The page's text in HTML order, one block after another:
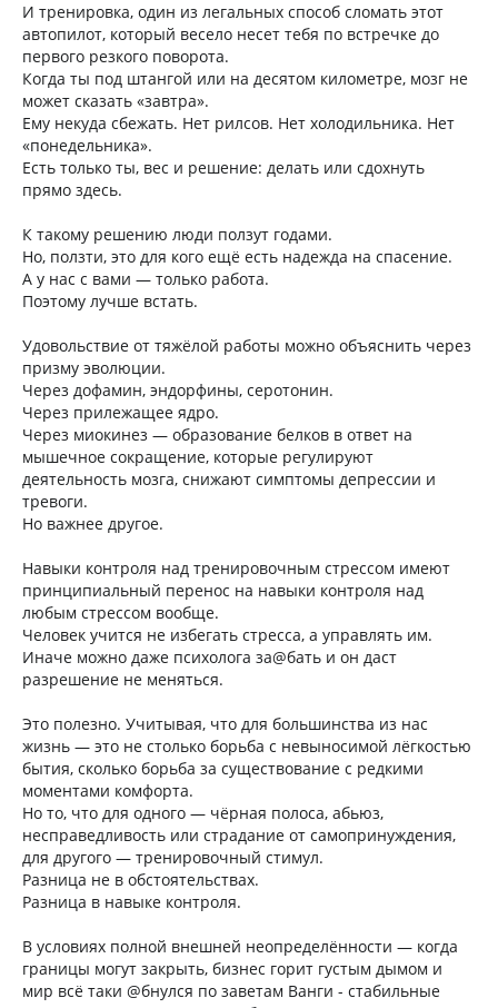
И тренировка, один из легальных способ сломать этот
автопилот, который весело несет тебя по встречке до
первого резкого поворота.
Когда ты под штангой или на десятом километре, мозг не
может сказать «завтра».
Ему некуда сбежать. Нет рилсов. Нет холодильника. Нет
«понедельника».
Есть только ты, вес и решение: делать или сдохнуть
прямо здесь.
К такому решению люди ползут годами.
Но, ползти, это для кого ещё есть надежда на спасение.
А у нас с вами — только работа.
Поэтому лучше встать.
Удовольствие от тяжёлой работы можно объяснить через
призму эволюции.
Через дофамин, эндорфины, серотонин.
Через прилежащее ядро.
Через миокинез — образование белков в ответ на
мышечное сокращение, которые регулируют
деятельность мозга, снижают симптомы депрессии и
тревоги.
Но важнее другое.
Навыки контроля над тренировочным стрессом имеют
принципиальный перенос на навыки контроля над
любым стрессом вообще.
Человек учится не избегать стресса, а управлять им.
Иначе можно даже психолога за@бать и он даст
разрешение не меняться.
Это полезно. Учитывая, что для большинства из нас
жизнь — это не столько борьба с невыносимой лёгкостью
бытия, сколько борьба за существование с редкими
моментами комфорта.
Но то, что для одного — чёрная полоса, абьюз,
несправедливость или страдание от самопринуждения,
для другого — тренировочный стимул.
Разница не в обстоятельствах.
Разница в навыке контроля.
В условиях полной внешней неопределённости — когда
границы могут закрыть, бизнес горит густым дымом и
мир всё таки @бнулся по заветам Ванги - стабильные